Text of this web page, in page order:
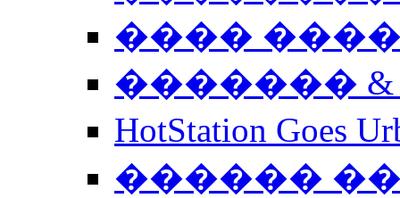
����
�������
HotStation
������